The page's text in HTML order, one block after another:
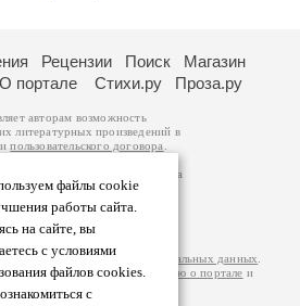
файлы cookie
работы сайта.
на сайте, вы
с условиями
файлов cookies.
с
Рецензии Поиск
Магазин
О портале Стихи.ру Проза.ру
авторам возможность
литературных произведений в
пользовательского договора
принадлежат авторам
произведений возможна
к которому вы можете
странице. Ответственность за
несут самостоятельно на
изаконодательства
Политики обработки персональных данных
более подробнуюинформацию о портале и